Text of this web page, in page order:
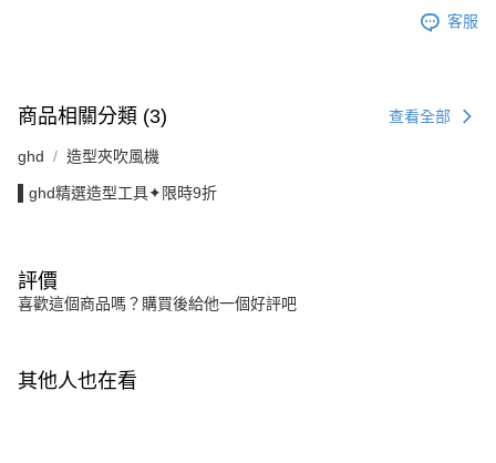
客服
商品相關分類 (3) 查看全部
ghd 造型夾吹風機
▌ghd精選造型工具✦限時9折
評價
喜歡這個商品嗎？購買後給他一個好評吧
其他人也在看